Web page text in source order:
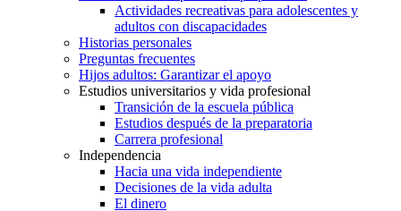
Actividades recreativas para adolescentes y
adultos con discapacidades
Historias personales
Preguntas frecuentes
Hijos adultos: Garantizar el apoyo
Estudios universitarios y vida profesional
Transición de la escuela pública
Estudios después de la preparatoria
Carrera profesional
Independencia
Hacia una vida independiente
Decisiones de la vida adulta
El dinero